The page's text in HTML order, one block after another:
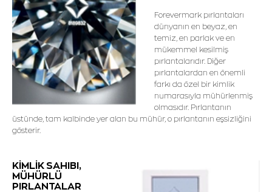
Forevermark pırlantaları
dünyanın en beyaz, en
temiz, en parlak ve en
mükemmel kesilmiş
pırlantalarıdır. Diğer
pırlantalardan en önemli
farkı da özel bir kimlik
numarasıyla mühürlenmiş
olmasıdır. Pırlantanın
üstünde, tam kalbinde yer alan bu mühür, o pırlantanın eşsizliğini
gösterir.
KİMLİK SAHIBI,
MÜHÜRLÜ
PIRLANTALAR